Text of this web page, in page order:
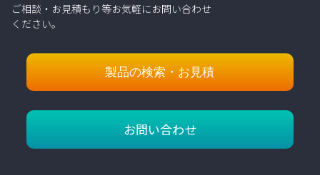
ご相談・お見積もり等お気軽にお問い合わせ
ください。
製品の検索・お見積
お問い合わせ